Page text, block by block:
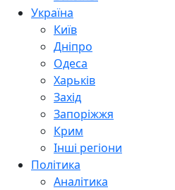
Україна
Київ
Дніпро
Одеса
Харьків
Захід
Запоріжжя
Крим
Інші регіони
Політика
Аналітика